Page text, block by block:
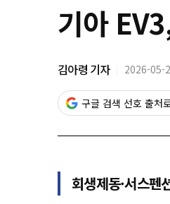
기아
김아령 기자 2026-05-
구글 검색 선호 출처
회생제동·서스